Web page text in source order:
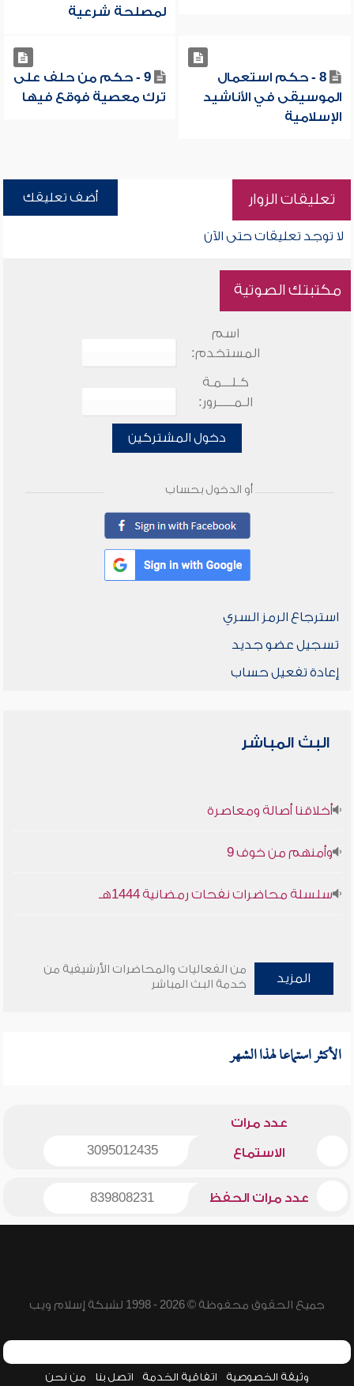
لمصلحة شرعية
8 - حكم استعمال
الموسيقى في الأناشيد
الإسلامية
9 - حكم من حلف على
ترك معصية فوقع فيها
تعليقات الزوار أضف تعليقك
لا توجد تعليقات حتى الآن
مكتبتك الصوتية
اسم
المستخدم:
كـلـــمـة
الـمـــــرور:
دخول المشتركين
أو الدخول بحساب
استرجاع الرمز السري
تسجيل عضو جديد
إعادة تفعيل حساب
البث المباشر
أخلاقنا أصالة ومعاصرة
وأمنهم من خوف 9
سلسلة محاضرات نفحات رمضانية 1444هـ
المزيد
من الفعاليات والمحاضرات الأرشيفية من
خدمة البث المباشر
الأكثر استماعا لهذا الشهر
عدد مرات
الاستماع 3095012435
عدد مرات الحفظ 839808231
جميع الحقوق محفوظة © 2026 - 1998 لشبكة إسلام ويب
وثيقة الخصوصية اتفاقية الخدمة اتصل بنا من نحن